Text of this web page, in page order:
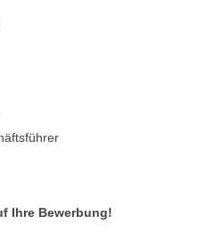
Ihre Bewerbung!